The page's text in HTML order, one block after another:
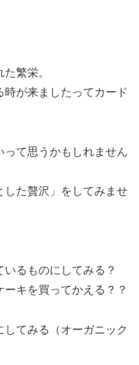
繁栄。
が来ましたってカード
って思うかもしれません
した贅沢」をしてみませ
るものにしてみる？
キを買ってかえる？？
てみる（オーガニック